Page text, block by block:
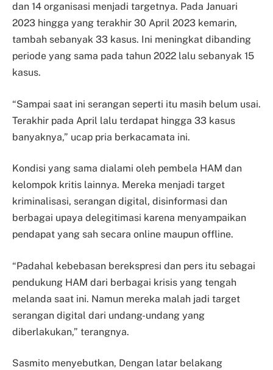
dan 14 organisasi menjadi targetnya. Pada Januari
2023 hingga yang terakhir 30 April 2023 kemarin,
tambah sebanyak 33 kasus. Ini meningkat dibanding
periode yang sama pada tahun 2022 lalu sebanyak 15
kasus.
“Sampai saat ini serangan seperti itu masih belum usai.
Terakhir pada April lalu terdapat hingga 33 kasus
banyaknya,” ucap pria berkacamata ini.
Kondisi yang sama dialami oleh pembela HAM dan
kelompok kritis lainnya. Mereka menjadi target
kriminalisasi, serangan digital, disinformasi dan
berbagai upaya delegitimasi karena menyampaikan
pendapat yang sah secara online maupun offline.
“Padahal kebebasan berekspresi dan pers itu sebagai
pendukung HAM dari berbagai krisis yang tengah
melanda saat ini. Namun mereka malah jadi target
serangan digital dari undang-undang yang
diberlakukan,” terangnya.
Sasmito menyebutkan, Dengan latar belakang